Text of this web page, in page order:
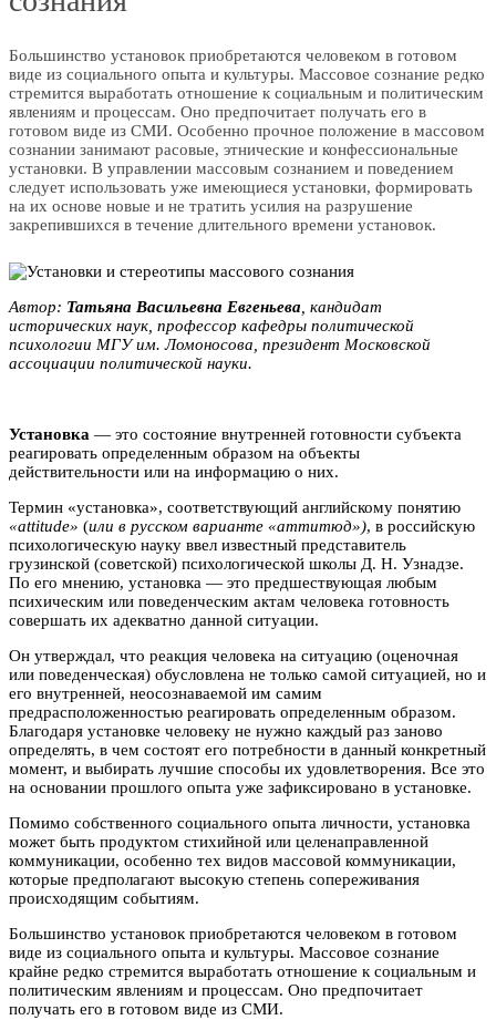
Большинство установок приобретаются человеком в готовом
виде из социального опыта и культуры. Массовое сознание редко
стремится выработать отношение к социальным и политическим
явлениям и процессам. Оно предпочитает получать его в
готовом виде из СМИ. Особенно прочное положение в массовом
сознании занимают расовые, этнические и конфессиональные
установки. В управлении массовым сознанием и поведением
следует использовать уже имеющиеся установки, формировать
на их основе новые и не тратить усилия на разрушение
закрепившихся в течение длительного времени установок.
Автор: Taтьянa Bacильeвна Евгеньева, кандидат
исторических наук, профессор кафедры политической
психологии МГУ им. Ломоносова, президент Московской
ассоциации политической науки.
Установка — это состояние внутренней готовности субъекта
реагировать определенным образом на объекты
действительности или на информацию о них.
Термин «установка», соответствующий английскому понятию
«attitude» (или в русском варианте «аттитюд»), в российскую
психологическую науку ввел известный представитель
грузинской (советской) психологической школы Д. Н. Узнадзе.
По его мнению, установка — это предшествующая любым
психическим или поведенческим актам человека готовность
совершать их адекватно данной ситуации.
Он утверждал, что реакция человека на ситуацию (оценочная
или поведенческая) обусловлена не только самой ситуацией, но и
его внутренней, неосознаваемой им самим
предрасположенностью реагировать определенным образом.
Благодаря установке человеку не нужно каждый раз заново
определять, в чем состоят его потребности в данный конкретный
момент, и выбирать лучшие способы их удовлетворения. Все это
на основании прошлого опыта уже зафиксировано в установке.
Помимо собственного социального опыта личности, установка
может быть продуктом стихийной или целенаправленной
коммуникации, особенно тех видов массовой коммуникации,
которые предполагают высокую степень сопереживания
происходящим событиям.
Большинство установок приобретаются человеком в готовом
виде из социального опыта и культуры. Массовое сознание
крайне редко стремится выработать отношение к социальным и
политическим явлениям и процессам. Оно предпочитает
получать его в готовом виде из СМИ.